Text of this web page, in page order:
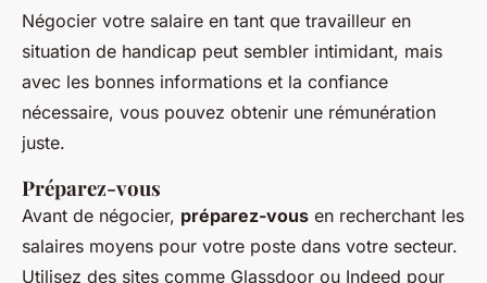
Négocier votre salaire en tant que travailleur en
situation de handicap peut sembler intimidant, mais
avec les bonnes informations et la confiance
nécessaire, vous pouvez obtenir une rémunération
juste.
Préparez-vous
Avant de négocier, préparez-vous en recherchant les
salaires moyens pour votre poste dans votre secteur.
Utilisez des sites comme Glassdoor ou Indeed pour